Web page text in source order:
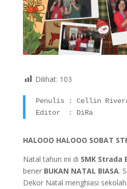
Dilihat: 103
Penulis : Cellin
Editor  : DiRa
HALOOO HALOOO SOBAT
Natal tahun ini di SMK Strada
bener BUKAN NATAL BIASA.
Dekor Natal menghiasi